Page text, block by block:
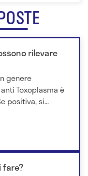
rilevare
genere
Toxoplasma è
positiva, si...
fare?